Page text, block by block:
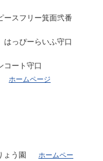
ースフリー箕面弐番
はっぴーらいふ守口
ート守口
ホームページ
ょう園
ホームペー